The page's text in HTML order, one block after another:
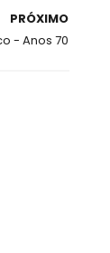
PRÓXIMO
- Anos 70